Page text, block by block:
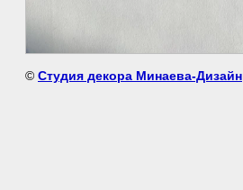
© Студия декора Минаева-Дизайн